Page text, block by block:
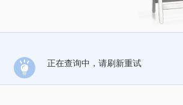
正在查询中，请刷新重试